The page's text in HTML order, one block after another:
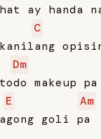
ay handa
C
Dm
makeup pa
E
Am
goli pa